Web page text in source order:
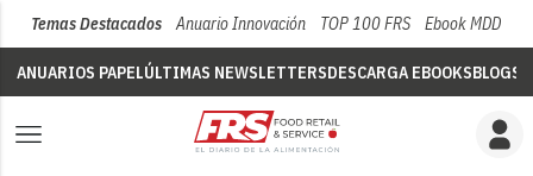
Temas Destacados Anuario Innovación TOP 100 FRS Ebook MDD
ANUARIOS PAPELÚLTIMAS NEWSLETTERSDESCARGA EBOOKSBLOGS